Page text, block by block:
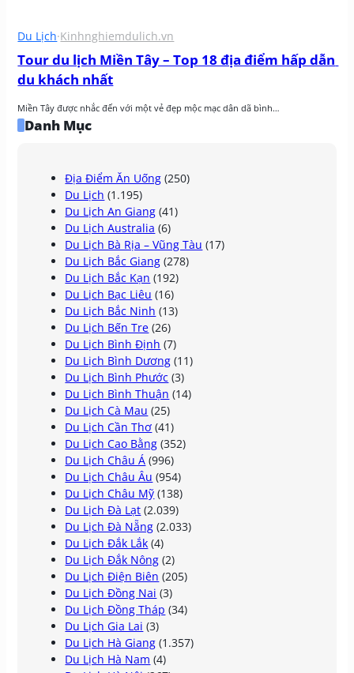
Du Lịch·Kinhnghiemdulich.vn
Tour du lịch Miền Tây – Top 18 địa điểm hấp dẫn
du khách nhất
Miền Tây được nhắc đến với một vẻ đẹp mộc mạc dân dã bình…
Danh Mục
Địa Điểm Ăn Uống (250)
Du Lịch (1.195)
Du Lịch An Giang (41)
Du Lịch Australia (6)
Du Lịch Bà Rịa – Vũng Tàu (17)
Du Lịch Bắc Giang (278)
Du Lịch Bắc Kạn (192)
Du Lịch Bạc Liêu (16)
Du Lịch Bắc Ninh (13)
Du Lịch Bến Tre (26)
Du Lịch Bình Định (7)
Du Lịch Bình Dương (11)
Du Lịch Bình Phước (3)
Du Lịch Bình Thuận (14)
Du Lịch Cà Mau (25)
Du Lịch Cần Thơ (41)
Du Lịch Cao Bằng (352)
Du Lịch Châu Á (996)
Du Lịch Châu Âu (954)
Du Lịch Châu Mỹ (138)
Du Lịch Đà Lạt (2.039)
Du Lịch Đà Nẵng (2.033)
Du Lịch Đắk Lắk (4)
Du Lịch Đắk Nông (2)
Du Lịch Điện Biên (205)
Du Lịch Đồng Nai (3)
Du Lịch Đồng Tháp (34)
Du Lịch Gia Lai (3)
Du Lịch Hà Giang (1.357)
Du Lịch Hà Nam (4)